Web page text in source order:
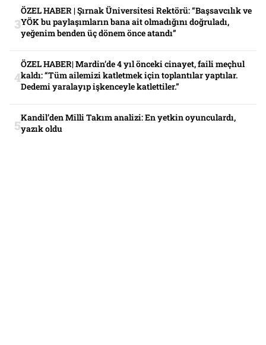
ÖZEL HABER | Şırnak Üniversitesi Rektörü: “Başsavcılık ve
YÖK bu paylaşımların bana ait olmadığını doğruladı,
yeğenim benden üç dönem önce atandı”
ÖZEL HABER| Mardin’de 4 yıl önceki cinayet, faili meçhul
kaldı: “Tüm ailemizi katletmek için toplantılar yaptılar.
Dedemi yaralayıp işkenceyle katlettiler.”
Kandil’den Milli Takım analizi: En yetkin oyunculardı,
yazık oldu